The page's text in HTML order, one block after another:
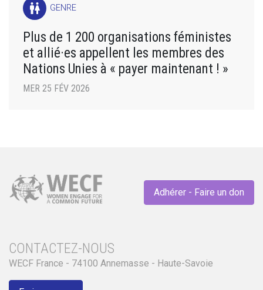
wc GENRE
Plus de 1 200 organisations féministes
et allié·es appellent les membres des
Nations Unies à « payer maintenant ! »
MER 25 FÉV 2026
Adhérer - Faire un don
CONTACTEZ-NOUS
WECF France - 74100 Annemasse - Haute-Savoie